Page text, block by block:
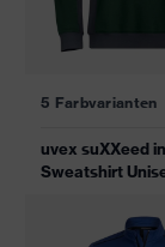
5 Farbvarianten
uvex suXXeed
Sweatshirt